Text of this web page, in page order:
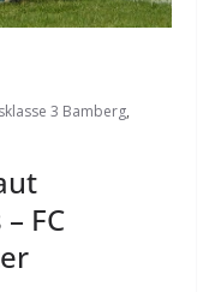
3 Bamberg,
FC